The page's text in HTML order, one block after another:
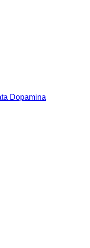
Dopamina